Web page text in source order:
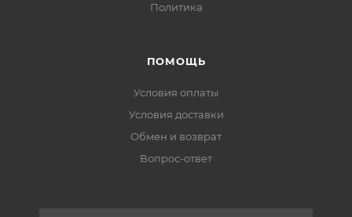
Политика
ПОМОЩЬ
Условия оплаты
Условия доставки
Обмен и возврат
Вопрос-ответ